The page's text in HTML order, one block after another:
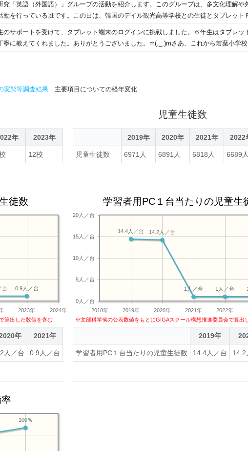
ます。振り袖は長い袖が特徴で、成人式のお祝いでたくさんの女性が着ます」と説明
いて調べた生徒たちは、雑煮の写真を留学生に見せながら説明し「新しい年の豊作や
やかつお節でだしを取り、地域によって味に特徴があります」と説明していました。
九州や佐賀のことば、いろいろな食べ物について教えてもらい楽しかったです」と話
究「英語（外国語）」グループの活動を紹介します。このグループは、多文化理解や
動を行っている班です。この日は、韓国のデイル観光高等学校との生徒とタブレット
ながるかな～、つながるかな～。(・ω・)ドキドキ・・・ドキドキ・・・(・ω・)
のサポートを受けて、タブレット端末のログインに挑戦しました。６年生はタブレッ
寧に教えてくれました。ありがとうございました。m(._.)mさあ、これから若葉小学
実態等調査結果 主要項目についての経年変化
年 2023年
12校
児童生徒数
2019年 2020年 2021年 2022
児童生徒数 6971人 6891人 6818人 6689人
徒数
2023年 2024年
0.9人／台
台
算出した数値を含む
年 2021年
人／台 0.9人／台 0.9人／台 0.9人／台
学習者用PC１台当たりの児童生
2018年 2019年 2020年 2021年 2022年
0人／台
5人／台
10人／台
15人／台
20人／台
1人／台
1人／台
14.2人／台
14.4人／台
※文部科学省の公表数値をもとにGIGAスクール構想推進委員会で算出
2019年
学習者用PC１台当たりの児童生徒数 14.4人／台 14.2
100％